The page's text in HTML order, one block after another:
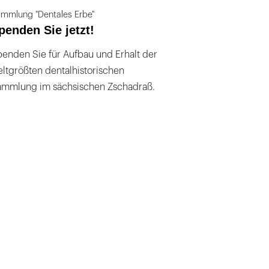
"Dentales Erbe"
Sie jetzt!
Sie für Aufbau und Erhalt der
dentalhistorischen
im sächsischen Zschadraß.